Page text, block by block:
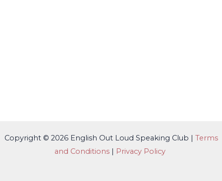
Copyright © 2026 English Out Loud Speaking Club | Terms
and Conditions | Privacy Policy